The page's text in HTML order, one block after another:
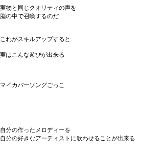
実物と同じクオリティの声を
脳の中で召喚するのだ
これがスキルアップすると
実はこんな遊びが出来る
マイカバーソングごっこ
自分の作ったメロディーを
自分の好きなアーティストに歌わせることが出来る